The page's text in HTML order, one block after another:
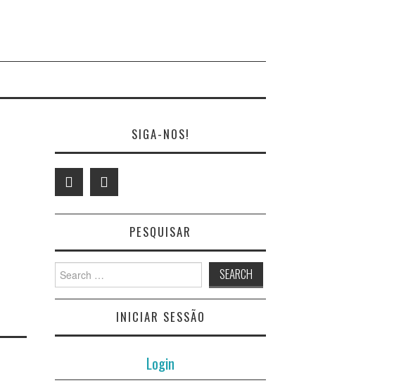
SIGA-NOS!
PESQUISAR
Search
for:
INICIAR SESSÃO
Login